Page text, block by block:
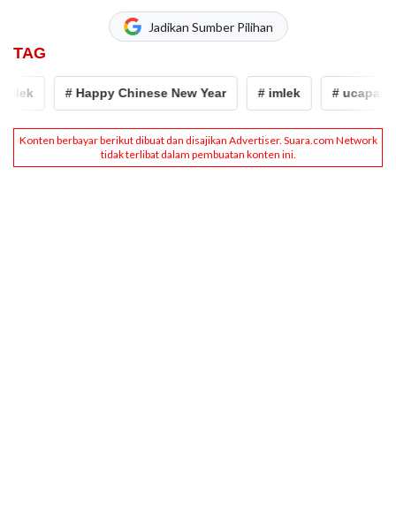
Jadikan Sumber Pilihan
TAG
# Happy Chinese New Year # imlek # ucapan